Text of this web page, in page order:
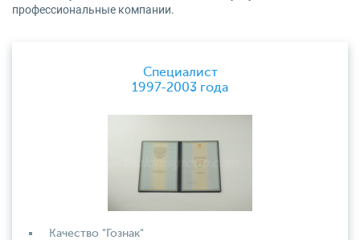
профессиональные компании.
Специалист
1997-2003 года
Качество "Гознак"